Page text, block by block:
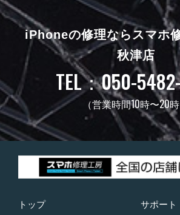
iPhoneの修理ならスマホ
秋津店
TEL：050-
（営業時間10時〜20
トップ サポート